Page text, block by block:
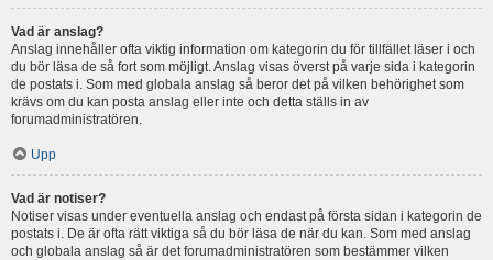
Vad är anslag?
Anslag innehåller ofta viktig information om kategorin du för tillfället läser i och
du bör läsa de så fort som möjligt. Anslag visas överst på varje sida i kategorin
de postats i. Som med globala anslag så beror det på vilken behörighet som
krävs om du kan posta anslag eller inte och detta ställs in av
forumadministratören.
Upp
Vad är notiser?
Notiser visas under eventuella anslag och endast på första sidan i kategorin de
postats i. De är ofta rätt viktiga så du bör läsa de när du kan. Som med anslag
och globala anslag så är det forumadministratören som bestämmer vilken